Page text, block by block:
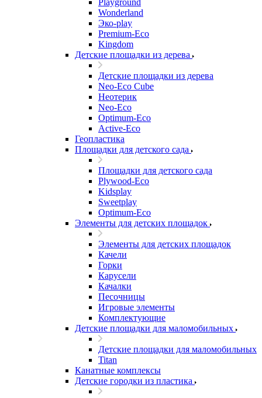
Playground
Wonderland
Эко-play
Premium-Eco
Kingdom
Детские площадки из дерева
Детские площадки из дерева
Neo-Eco Cube
Неотерик
Neo-Eco
Оptimum-Еco
Active-Eco
Геопластика
Площадки для детского сада
Площадки для детского сада
Plywood-Eco
Kidsplay
Sweetplay
Оptimum-Еco
Элементы для детских площадок
Элементы для детских площадок
Качели
Горки
Карусели
Качалки
Песочницы
Игровые элементы
Комплектующие
Детские площадки для маломобильных
Детские площадки для маломобильных
Titan
Канатные комплексы
Детские городки из пластика